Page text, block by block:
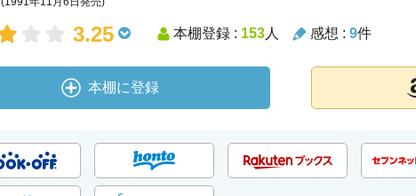
3.25 本棚登録 : 153人 感想 : 9件
本棚に登録